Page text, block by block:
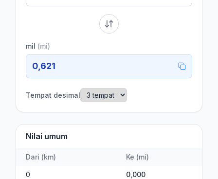
mil (mi)
0,621
Tempat desimal
Nilai umum
Dari (km) Ke (mi)
0 0,000